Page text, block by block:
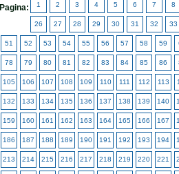
Pagina: 1 2 3 4 5 6 7 8
26 27 28 29 30 31 32 33
51 52 53 54 55 56 57 58 59
78 79 80 81 82 83 84 85 86
105 106 107 108 109 110 111 112 113
132 133 134 135 136 137 138 139 140
159 160 161 162 163 164 165 166 167
186 187 188 189 190 191 192 193 194
213 214 215 216 217 218 219 220 221